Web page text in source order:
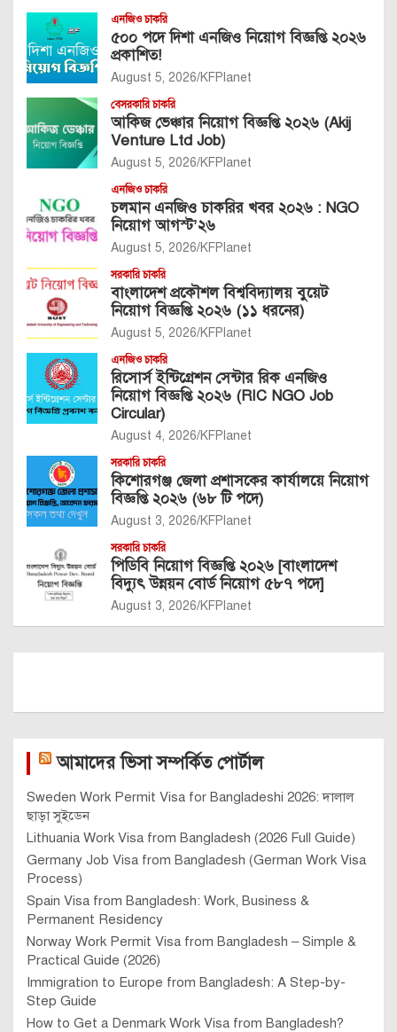
এনজিও চাকরি
৫০০ পদে দিশা এনজিও নিয়োগ বিজ্ঞপ্তি ২০২৬
প্রকাশিত!
August 5, 2026 KFPlanet
বেসরকারি চাকরি
আকিজ ভেঞ্চার নিয়োগ বিজ্ঞপ্তি ২০২৬ (Akij
Venture Ltd Job)
August 5, 2026 KFPlanet
এনজিও চাকরি
চলমান এনজিও চাকরির খবর ২০২৬ : NGO
নিয়োগ আগস্ট’২৬
August 5, 2026 KFPlanet
সরকারি চাকরি
বাংলাদেশ প্রকৌশল বিশ্ববিদ্যালয় বুয়েট
নিয়োগ বিজ্ঞপ্তি ২০২৬ (১১ ধরনের)
August 5, 2026 KFPlanet
এনজিও চাকরি
রিসোর্স ইন্টিগ্রেশন সেন্টার রিক এনজিও
নিয়োগ বিজ্ঞপ্তি ২০২৬ (RIC NGO Job
Circular)
August 4, 2026 KFPlanet
সরকারি চাকরি
কিশোরগঞ্জ জেলা প্রশাসকের কার্যালয়ে নিয়োগ
বিজ্ঞপ্তি ২০২৬ (৬৮ টি পদে)
August 3, 2026 KFPlanet
সরকারি চাকরি
পিডিবি নিয়োগ বিজ্ঞপ্তি ২০২৬ [বাংলাদেশ
বিদ্যুৎ উন্নয়ন বোর্ড নিয়োগ ৫৮৭ পদে]
August 3, 2026 KFPlanet
আমাদের ভিসা সম্পর্কিত পোর্টাল
Sweden Work Permit Visa for Bangladeshi 2026: দালাল
ছাড়া সুইডেন
Lithuania Work Visa from Bangladesh (2026 Full Guide)
Germany Job Visa from Bangladesh (German Work Visa
Process)
Spain Visa from Bangladesh: Work, Business &
Permanent Residency
Norway Work Permit Visa from Bangladesh – Simple &
Practical Guide (2026)
Immigration to Europe from Bangladesh: A Step-by-
Step Guide
How to Get a Denmark Work Visa from Bangladesh?